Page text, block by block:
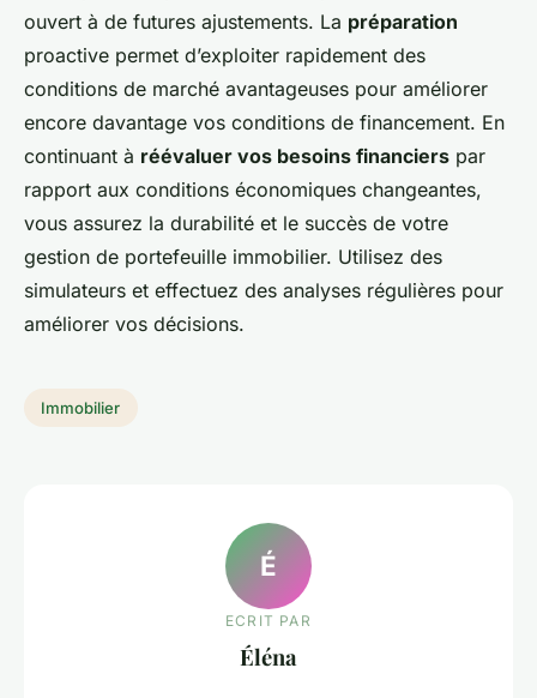
ouvert à de futures ajustements. La préparation
proactive permet d’exploiter rapidement des
conditions de marché avantageuses pour améliorer
encore davantage vos conditions de financement. En
continuant à réévaluer vos besoins financiers par
rapport aux conditions économiques changeantes,
vous assurez la durabilité et le succès de votre
gestion de portefeuille immobilier. Utilisez des
simulateurs et effectuez des analyses régulières pour
améliorer vos décisions.
Immobilier
É
ECRIT PAR
Éléna